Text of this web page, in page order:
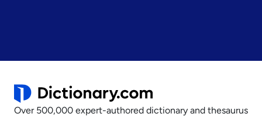
Over 500,000 expert-authored dictionary and thesaurus